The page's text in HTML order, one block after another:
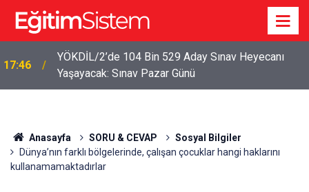
17:46
YÖKDİL/2’de 104 Bin 529 Aday Sınav Heyecanı
Yaşayacak: Sınav Pazar Günü
Anasayfa SORU & CEVAP
Sosyal Bilgiler
Dünya’nın farklı bölgelerinde, çalışan çocuklar hangi haklarını
kullanamamaktadırlar